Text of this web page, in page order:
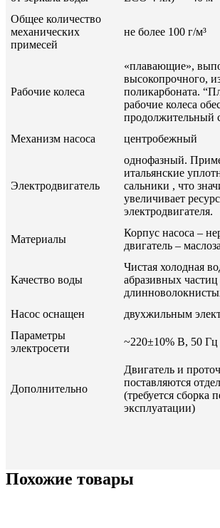
Общее количество
механических
примесей
не более 100 г/м³
Рабочие колеса
«плавающие»,
высокопрочного,
поликарбоната.
рабочие колеса
продолжительный
Механизм насоса
центробежный
Электродвигатель
однофазный.
итальянские
сальники , что
увеличивает ресурс
электродвигателя.
Материалы
Корпус насоса –
двигатель –
Качество воды
Чистая холодная
абразивных частиц
Насос оснащен
двухжильным
Параметры
электросети
~220±10% В, 50 Гц
Дополнительно
Двигатель и
поставляются
(требуется сборка
эксплуатации)
Похожие товары